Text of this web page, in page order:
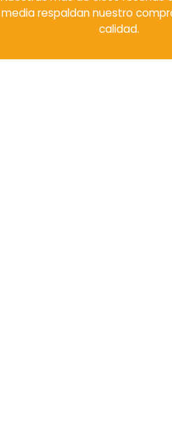
media respaldan nuestro
calidad.